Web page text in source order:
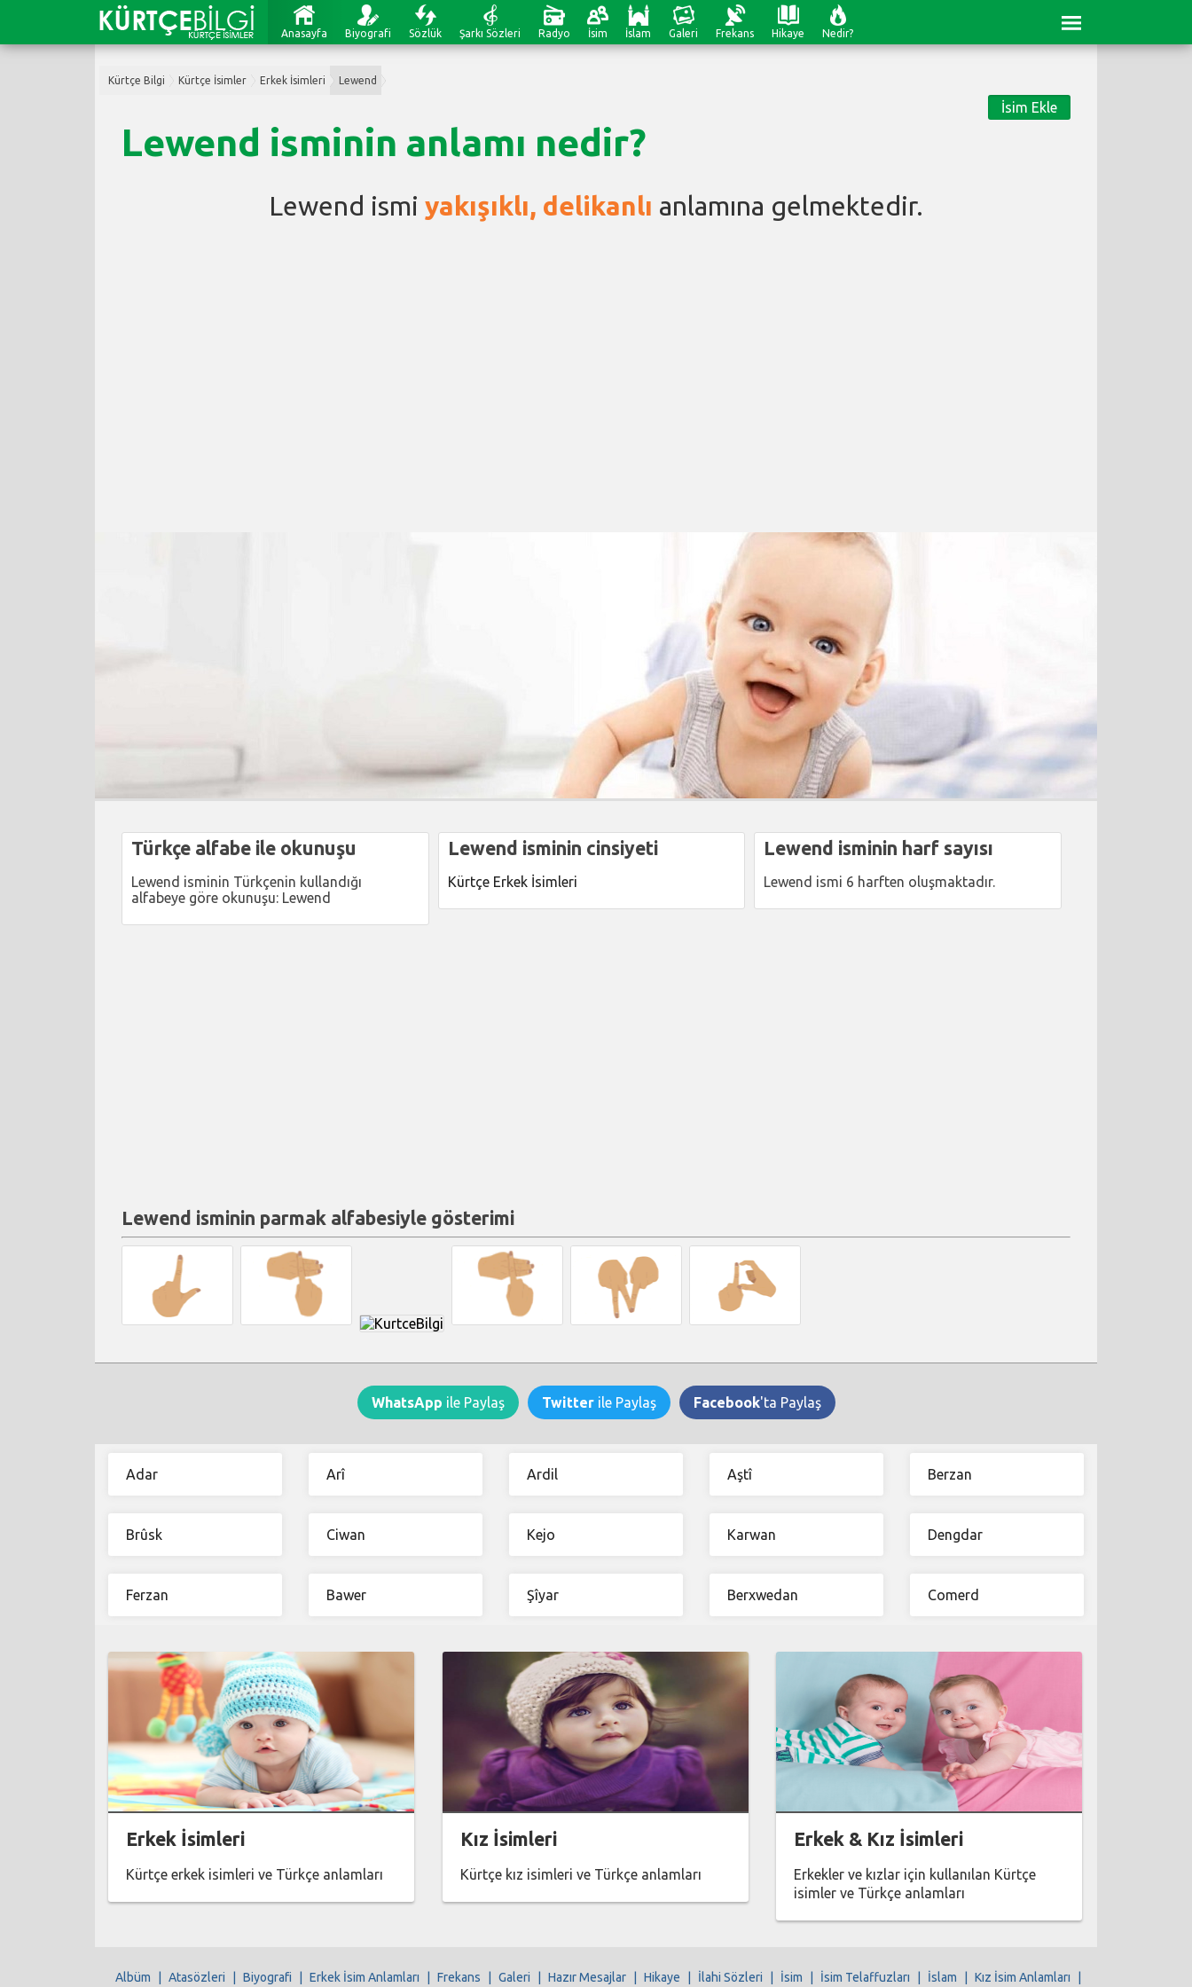
Anasayfa Biyografi Sözlük Şarkı Sözleri Radyo İsim İslam Galeri Frekans Hikaye Nedir?
Kürtçe Bilgi Kürtçe İsimler Erkek İsimleri Lewend
İsim Ekle
Lewend isminin anlamı nedir?
Lewend ismi yakışıklı, delikanlı anlamına gelmektedir.
Türkçe alfabe ile okunuşu
Lewend isminin Türkçenin kullandığı
alfabeye göre okunuşu: Lewend
Lewend isminin cinsiyeti
Kürtçe Erkek İsimleri
Lewend isminin harf sayısı
Lewend ismi 6 harften oluşmaktadır.
Lewend isminin parmak alfabesiyle gösterimi
WhatsApp ile Paylaş Twitterile Paylaş Facebook'ta Paylaş
Adar Arî Ardil Aştî Berzan
Brûsk Ciwan Kejo Karwan Dengdar
Ferzan Bawer Şîyar Berxwedan Comerd
Erkek İsimleri
Kürtçe erkek isimleri ve Türkçe anlamları
Kız İsimleri
Kürtçe kız isimleri ve Türkçe anlamları
Erkek & Kız İsimleri
Erkekler ve kızlar için kullanılan Kürtçe
isimler ve Türkçe anlamları
Albüm | Atasözleri | Biyografi | Erkek İsim Anlamları | Frekans | Galeri | Hazır Mesajlar | Hikaye | İlahi Sözleri | İsim | İsim Telaffuzları | İslam | Kız İsim Anlamları |